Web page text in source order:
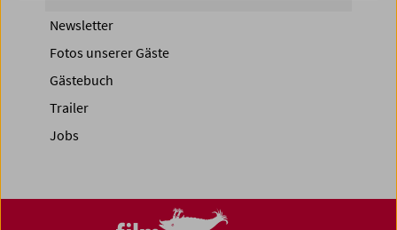
Newsletter
Fotos unserer Gäste
Gästebuch
Trailer
Jobs